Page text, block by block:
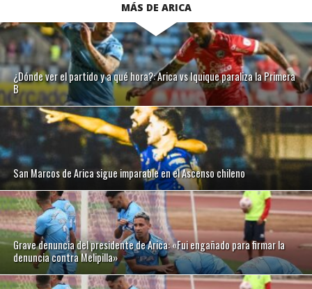
MÁS DE ARICA
¿Dónde ver el partido y a qué hora?: Arica vs Iquique paraliza la Primera
B
San Marcos de Arica sigue imparable en el Ascenso chileno
Grave denuncia del presidente de Arica: «Fui engañado para firmar la
denuncia contra Melipilla»